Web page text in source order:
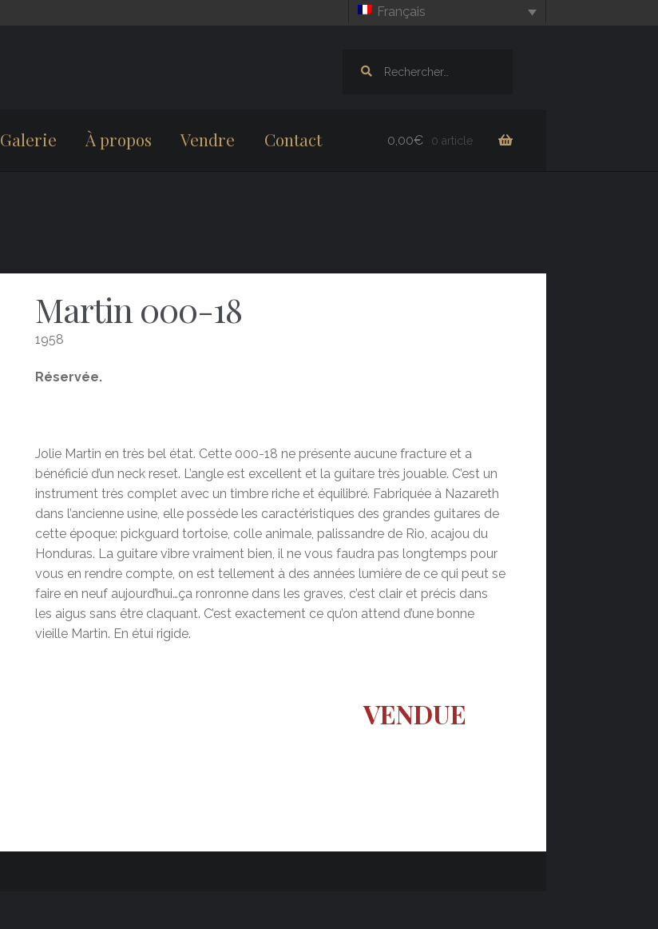
Français
Galerie À propos Vendre Contact 0,00€ 0 article
Martin 000-18
1958
Réservée.
Jolie Martin en très bel état. Cette 000-18 ne présente aucune fracture et a
bénéficié d’un neck reset. L’angle est excellent et la guitare très jouable. C’est un
instrument très complet avec un timbre riche et équilibré. Fabriquée à Nazareth
dans l’ancienne usine, elle possède les caractéristiques des grandes guitares de
cette époque: pickguard tortoise, colle animale, palissandre de Rio, acajou du
Honduras. La guitare vibre vraiment bien, il ne vous faudra pas longtemps pour
vous en rendre compte, on est tellement à des années lumière de ce qui peut se
faire en neuf aujourd’hui…ça ronronne dans les graves, c’est clair et précis dans
les aigus sans être claquant. C’est exactement ce qu’on attend d’une bonne
vieille Martin. En étui rigide.
VENDUE